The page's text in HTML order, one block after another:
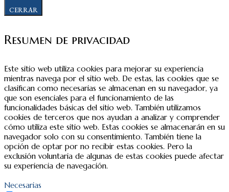
CERRAR
Resumen de privacidad
Este sitio web utiliza cookies para mejorar su experiencia
mientras navega por el sitio web. De estas, las cookies que se
clasifican como necesarias se almacenan en su navegador, ya
que son esenciales para el funcionamiento de las
funcionalidades básicas del sitio web. También utilizamos
cookies de terceros que nos ayudan a analizar y comprender
cómo utiliza este sitio web. Estas cookies se almacenarán en su
navegador solo con su consentimiento. También tiene la
opción de optar por no recibir estas cookies. Pero la
exclusión voluntaria de algunas de estas cookies puede afectar
su experiencia de navegación.
Necesarias